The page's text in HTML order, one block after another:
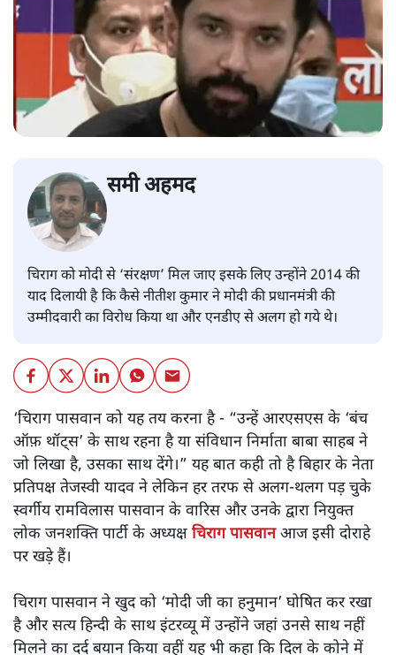
समी अहमद
चिराग को मोदी से ‘संरक्षण’ मिल जाए इसके लिए उन्होंने 2014 की
याद दिलायी है कि कैसे नीतीश कुमार ने मोदी की प्रधानमंत्री की
उम्मीदवारी का विरोध किया था और एनडीए से अलग हो गये थे।
‘चिराग पासवान को यह तय करना है - “उन्हें आरएसएस के ‘बंच
ऑफ़ थॉट्स’ के साथ रहना है या संविधान निर्माता बाबा साहब ने
जो लिखा है, उसका साथ देंगे।” यह बात कही तो है बिहार के नेता
प्रतिपक्ष तेजस्वी यादव ने लेकिन हर तरफ से अलग-थलग पड़ चुके
स्वर्गीय रामविलास पासवान के वारिस और उनके द्वारा नियुक्त
लोक जनशक्ति पार्टी के अध्यक्ष चिराग पासवानआज इसी दोराहे
पर खड़े हैं।
चिराग पासवान ने खुद को ‘मोदी जी का हनुमान’ घोषित कर रखा
है और सत्य हिन्दी के साथ इंटरव्यू में उन्होंने जहां उनसे साथ नहीं
मिलने का दर्द बयान किया वहीं यह भी कहा कि दिल के कोने में